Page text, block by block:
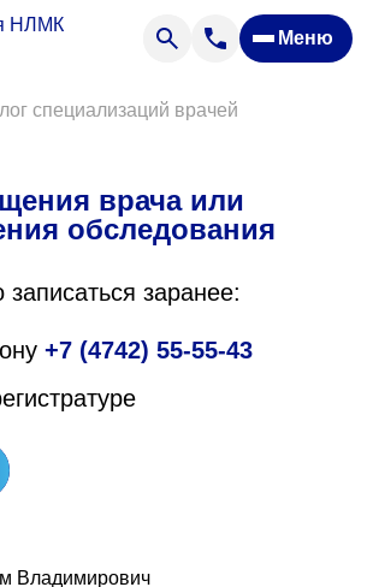
Меню
специализаций врачей
врача или
обследования
заранее:
+7 (4742) 55-55-43